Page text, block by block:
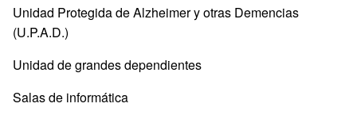
Unidad Protegida de Alzheimer y otras Demencias
(U.P.A.D.)
Unidad de grandes dependientes
Salas de informática